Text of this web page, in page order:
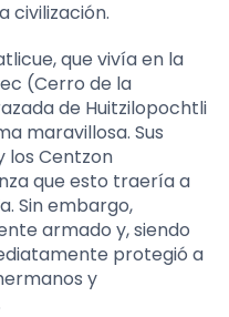
civilización.
que vivía en la
(Cerro de la
de Huitzilopochtli
maravillosa. Sus
los Centzon
que esto traería a
Sin embargo,
armado y, siendo
protegió a
y